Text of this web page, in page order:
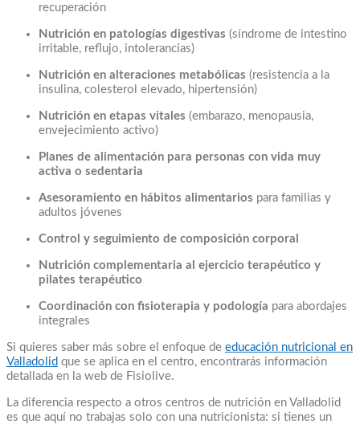
recuperación
Nutrición en patologías digestivas (síndrome de intestino
irritable, reflujo, intolerancias)
Nutrición en alteraciones metabólicas (resistencia a la
insulina, colesterol elevado, hipertensión)
Nutrición en etapas vitales (embarazo, menopausia,
envejecimiento activo)
Planes de alimentación para personas con vida muy
activa o sedentaria
Asesoramiento en hábitos alimentarios para familias y
adultos jóvenes
Control y seguimiento de composición corporal
Nutrición complementaria al ejercicio terapéutico y
pilates terapéutico
Coordinación con fisioterapia y podología para abordajes
integrales
Si quieres saber más sobre el enfoque de educación nutricional en
Valladolid que se aplica en el centro, encontrarás información
detallada en la web de Fisiolive.
La diferencia respecto a otros centros de nutrición en Valladolid
es que aquí no trabajas solo con una nutricionista: si tienes un